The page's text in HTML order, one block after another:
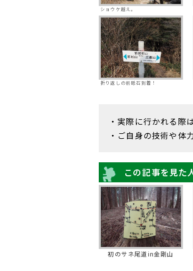
ショウケ越え。
折り返しの前砥石到着！
・実際に行かれる際
・ご自身の技術や体
この記事を見た
初のサネ尾道in金剛山